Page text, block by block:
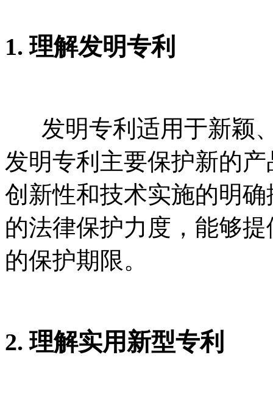
1. 理解发明专利
发明专利适用于新颖
发明专利主要保护新的
创新性和技术实施的明
的法律保护力度，能够
的保护期限。
2. 理解实用新型专利